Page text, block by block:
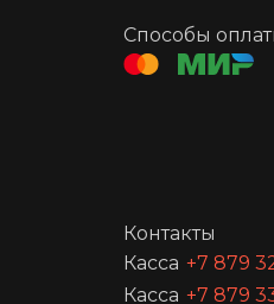
Способы
Контакты
Касса +7 879
Касса +7 879